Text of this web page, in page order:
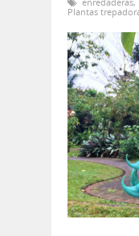
Plantas